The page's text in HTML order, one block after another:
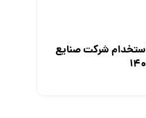
شرکت صنایع